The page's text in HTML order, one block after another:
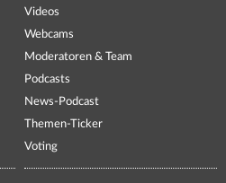
Videos
Webcams
Moderatoren & Team
Podcasts
News-Podcast
Themen-Ticker
Voting